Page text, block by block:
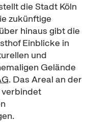
die Stadt Köln
zukünftige
hinaus gibt die
Einblicke in
und
Gelände
. Das Areal an der
verbindet